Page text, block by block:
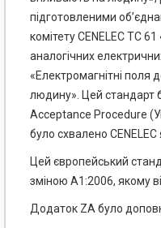
підготовленими
комітету CENELEC ТС
аналогічних
«Електромагнітні поля
людину». Цей стандарт
Acceptance Procedure
було схвалено
Цей європейський
зміною А1:2006, якому
Додаток ZA було